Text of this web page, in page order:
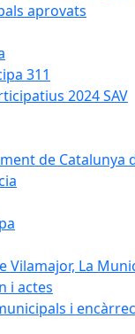
aprovats
311
2024 SAV
de Catalunya
Vilamajor, La
i actes
i